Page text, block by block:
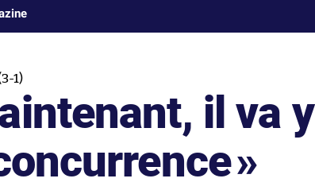
1)
il va y
»